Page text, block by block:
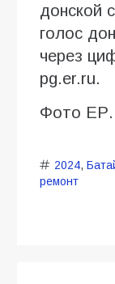
донской
голос
через
pg.er.ru.
Фото ЕР.
2024,
ремонт